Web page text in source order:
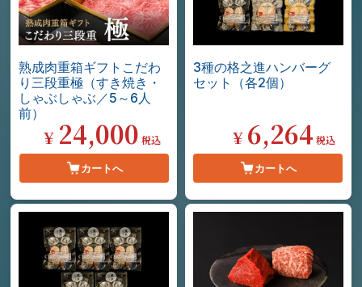
熟成肉重箱ギフトこだわ
り三段重極（すき焼き・
しゃぶしゃぶ／5～6人
前）
¥ 24,000 税込
カートへ
3種の格之進ハンバーグ
セット（各2個）
¥ 6,264 税込
カートへ